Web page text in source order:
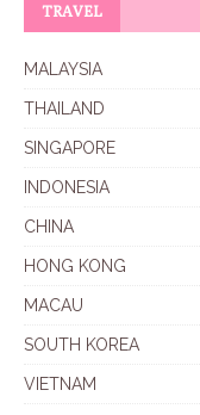
TRAVEL
MALAYSIA
THAILAND
SINGAPORE
INDONESIA
CHINA
HONG KONG
MACAU
SOUTH KOREA
VIETNAM